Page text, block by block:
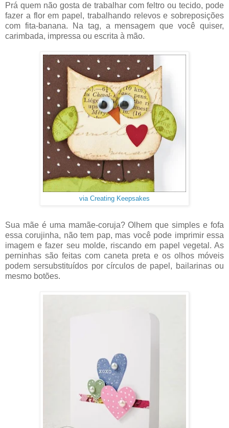
Prá quem não gosta de trabalhar com feltro ou tecido, pode
fazer a flor em papel, trabalhando relevos e sobreposições
com fita-banana. Na tag, a mensagem que você quiser,
carimbada, impressa ou escrita à mão.
via Creating Keepsakes
Sua mãe é uma mamãe-coruja? Olhem que simples e fofa
essa corujinha, não tem pap, mas você pode imprimir essa
imagem e fazer seu molde, riscando em papel vegetal. As
perninhas são feitas com caneta preta e os olhos móveis
podem sersubstituídos por círculos de papel, bailarinas ou
mesmo botões.